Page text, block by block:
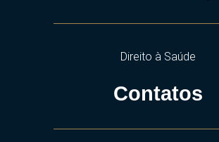
Direito à Saúde
Contatos